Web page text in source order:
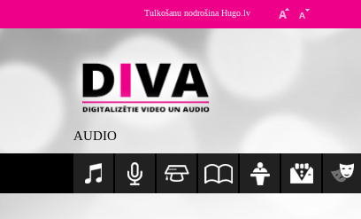
Tulkošanu nodrošina Hugo.lv
AUDIO